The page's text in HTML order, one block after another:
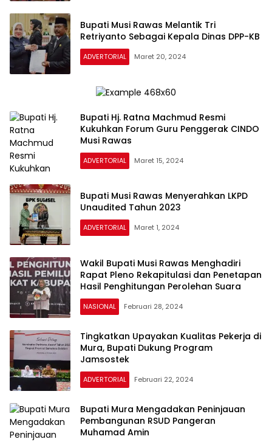
Bupati Musi Rawas Melantik Tri
Retriyanto Sebagai Kepala Dinas DPP-KB
ADVERTORIAL Maret 20, 2024
Bupati Hj. Ratna Machmud Resmi
Kukuhkan Forum Guru Penggerak CINDO
Musi Rawas
ADVERTORIAL Maret 15, 2024
Bupati Musi Rawas Menyerahkan LKPD
Unaudited Tahun 2023
ADVERTORIAL Maret 1, 2024
Wakil Bupati Musi Rawas Menghadiri
Rapat Pleno Rekapitulasi dan Penetapan
Hasil Penghitungan Perolehan Suara
NASIONAL Februari 28, 2024
Tingkatkan Upayakan Kualitas Pekerja di
Mura, Bupati Dukung Program
Jamsostek
ADVERTORIAL Februari 22, 2024
Bupati Mura Mengadakan Peninjauan
Pembangunan RSUD Pangeran
Muhamad Amin